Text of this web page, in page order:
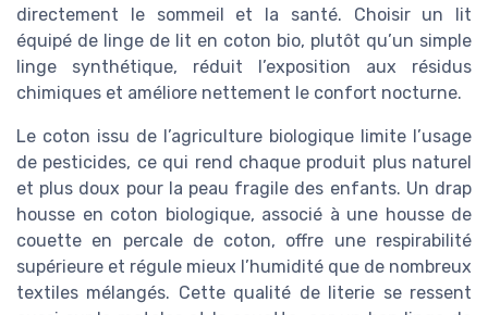
directement le sommeil et la santé. Choisir un lit
équipé de linge de lit en coton bio, plutôt qu’un simple
linge synthétique, réduit l’exposition aux résidus
chimiques et améliore nettement le confort nocturne.
Le coton issu de l’agriculture biologique limite l’usage
de pesticides, ce qui rend chaque produit plus naturel
et plus doux pour la peau fragile des enfants. Un drap
housse en coton biologique, associé à une housse de
couette en percale de coton, offre une respirabilité
supérieure et régule mieux l’humidité que de nombreux
textiles mélangés. Cette qualité de literie se ressent